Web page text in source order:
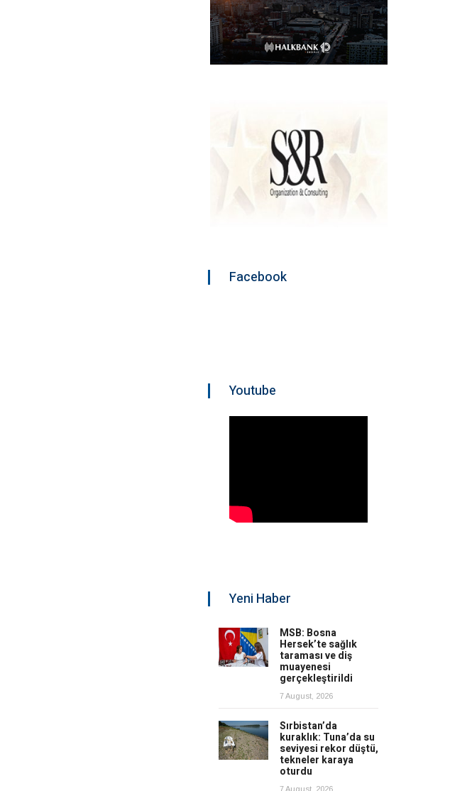
Facebook
Youtube
Yeni Haber
MSB: Bosna
Hersek’te sağlık
taraması ve diş
muayenesi
gerçekleştirildi
7 August, 2026
Sırbistan’da
kuraklık: Tuna’da su
seviyesi rekor düştü,
tekneler karaya
oturdu
7 August, 2026